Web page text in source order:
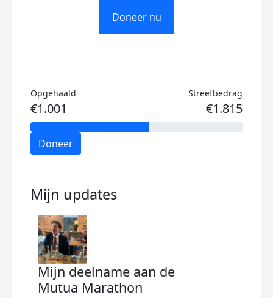
Doneer nu
Opgehaald
€1.001
Streefbedrag
€1.815
Doneer
Mijn updates
Mijn deelname aan de
Mutua Marathon